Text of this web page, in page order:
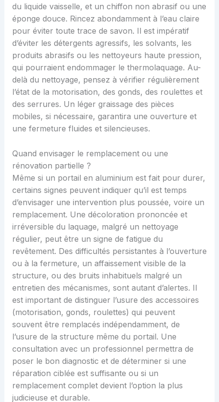
du liquide vaisselle, et un chiffon non abrasif ou une
éponge douce. Rincez abondamment à l’eau claire
pour éviter toute trace de savon. Il est impératif
d’éviter les détergents agressifs, les solvants, les
produits abrasifs ou les nettoyeurs haute pression,
qui pourraient endommager le thermolaquage. Au-
delà du nettoyage, pensez à vérifier régulièrement
l’état de la motorisation, des gonds, des roulettes et
des serrures. Un léger graissage des pièces
mobiles, si nécessaire, garantira une ouverture et
une fermeture fluides et silencieuses.
Quand envisager le remplacement ou une
rénovation partielle ?
Même si un portail en aluminium est fait pour durer,
certains signes peuvent indiquer qu’il est temps
d’envisager une intervention plus poussée, voire un
remplacement. Une décoloration prononcée et
irréversible du laquage, malgré un nettoyage
régulier, peut être un signe de fatigue du
revêtement. Des difficultés persistantes à l’ouverture
ou à la fermeture, un affaissement visible de la
structure, ou des bruits inhabituels malgré un
entretien des mécanismes, sont autant d’alertes. Il
est important de distinguer l’usure des accessoires
(motorisation, gonds, roulettes) qui peuvent
souvent être remplacés indépendamment, de
l’usure de la structure même du portail. Une
consultation avec un professionnel permettra de
poser le bon diagnostic et de déterminer si une
réparation ciblée est suffisante ou si un
remplacement complet devient l’option la plus
judicieuse et durable.